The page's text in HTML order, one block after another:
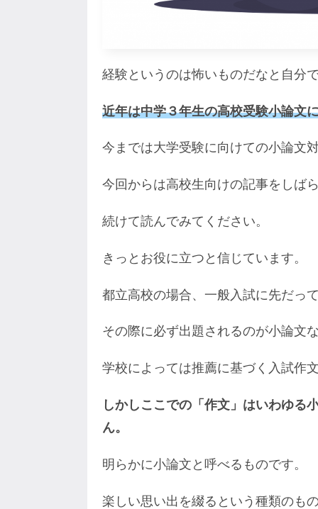
経験というのは怖いものだなと自分
近年は中学３年生の高校受験小論文
今までは大学受験に向けての小論文
今回からは高校生向けの記事をしば
続けて読んでみてください。
きっとお役に立つと信じています。
都立高校の場合、一般入試に先だっ
その際に必ず出題されるのが小論文
学校によっては推薦に基づく入試作
しかしここでの「作文」はいわゆる
ん。
明らかに小論文と呼べるものです。
楽しい思い出を綴るという種類のも